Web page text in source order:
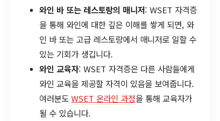
와인 바 또는 레스토랑의 매니저: WSET 자격증
을 통해 와인에 대한 깊은 이해를 쌓게 되면, 와
인 바 또는 고급 레스토랑에서 매니저로 일할 수
있는 기회가 생깁니다.
와인 교육자: WSET 자격증은 다른 사람들에게
와인 교육을 제공할 자격이 있음을 보여줍니다.
여러분도 WSET 온라인 과정을 통해 교육자가
될 수 있습니다.